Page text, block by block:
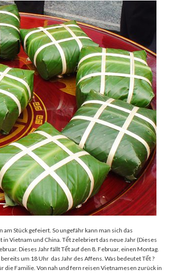
Stück gefeiert. So ungefähr kann man sich das
Vietnam und China. Tết zelebriert das neue Jahr (Dieses
Dieses Jahr fällt Tết auf den 8. Februar, einen Montag.
um 18 Uhr das Jahr des Affens. Was bedeutet Tết ?
Familie. Von nah und fern reisen Vietnamesen zurück in